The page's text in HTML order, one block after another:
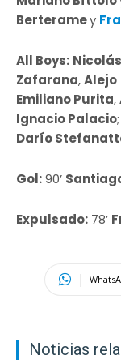
Berteramey
All Boys:
Zafarana,Alejo
Emiliano Purita,
Ignacio Palacio;
Darío
Gol:90’
Expulsado: 78’
Noticias